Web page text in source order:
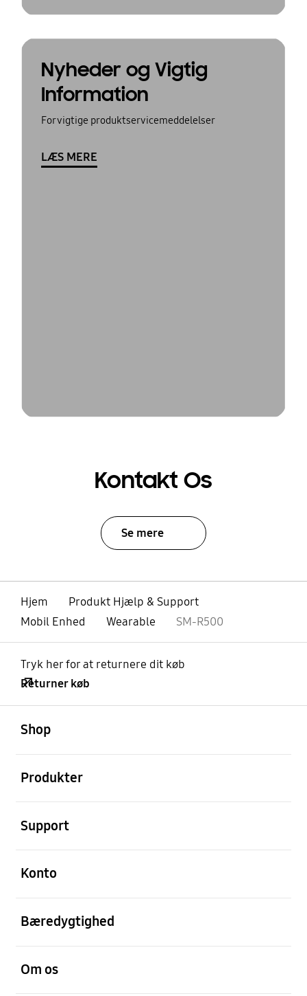
Nyheder og Vigtig
Information
For vigtige produktservicemeddelelser
LÆS MERE
Kontakt Os
Se mere
Hjem
Produkt Hjælp & Support
Mobil Enhed
Wearable SM-R500
Tryk her for at returnere dit køb
Returner køb
Shop
Produkter
Support
Konto
Bæredygtighed
Om os